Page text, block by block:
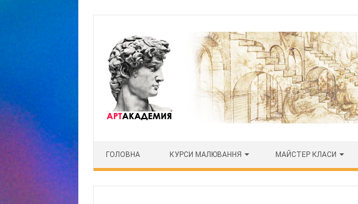
ГОЛОВНА КУРСИ МАЛЮВАННЯ МАЙСТЕР КЛАСИ